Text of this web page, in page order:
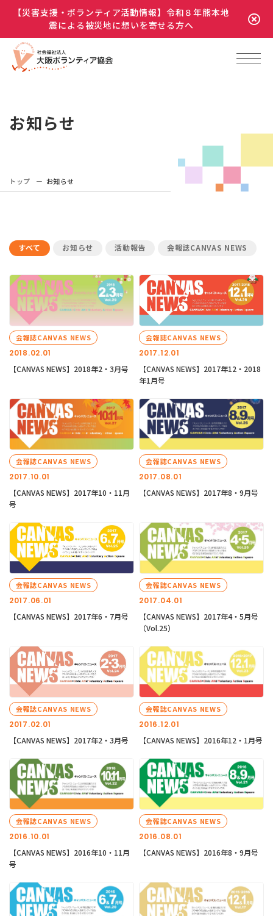
【災害支援・ボランティア活動情報】令和８年熊本地
震による被災地に想いを寄せる方へ
お知らせ
トップ お知らせ
すべて お知らせ 活動報告 会報誌CANVAS NEWS
2018.02.01
会報誌CANVAS NEWS
【CANVAS NEWS】2018年2・3月号
2017.12.01
会報誌CANVAS NEWS
【CANVAS NEWS】2017年12・2018
年1月号
2017.10.01
会報誌CANVAS NEWS
【CANVAS NEWS】2017年10・11月
号
2017.08.01
会報誌CANVAS NEWS
【CANVAS NEWS】2017年8・9月号
2017.06.01
会報誌CANVAS NEWS
【CANVAS NEWS】2017年6・7月号
2017.04.01
会報誌CANVAS NEWS
【CANVAS NEWS】2017年4・5月号
（Vol.25）
2017.02.01
会報誌CANVAS NEWS
【CANVAS NEWS】2017年2・3月号
2016.12.01
会報誌CANVAS NEWS
【CANVAS NEWS】2016年12・1月号
2016.10.01
会報誌CANVAS NEWS
【CANVAS NEWS】2016年10・11月
号
2016.08.01
会報誌CANVAS NEWS
【CANVAS NEWS】2016年8・9月号